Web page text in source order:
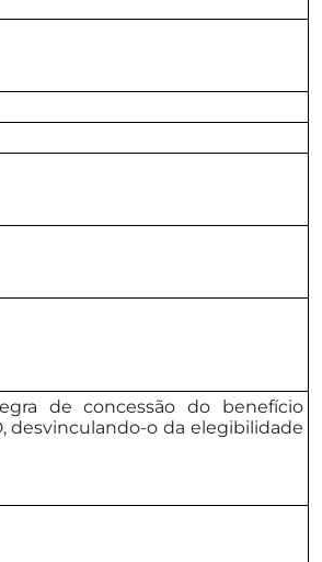
de concessão do benefício
desvinculando-o da elegibilidade